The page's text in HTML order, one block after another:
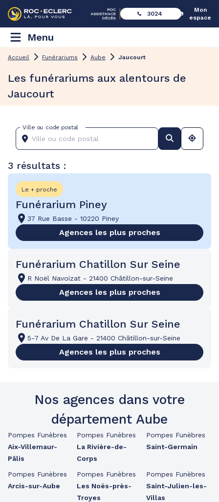
3024
Mon
espace
Menu
Accueil Funérariums Aube Jaucourt
Les funérariums aux alentours de
Jaucourt
Ville ou code postal
3 résultats :
Le + proche
Funérarium Piney
37 Rue Basse - 10220 Piney
Agences les plus proches
Funérarium Chatillon Sur Seine
R Noël Navoizat - 21400 Châtillon-sur-Seine
Agences les plus proches
Funérarium Chatillon Sur Seine
5-7 Av De La Gare - 21400 Châtillon-sur-Seine
Agences les plus proches
Nos agences dans votre
département Aube
Pompes Funèbres
Aix-Villemaur-
Pâlis
Pompes Funèbres
Arcis-sur-Aube
Pompes Funèbres
La Rivière-de-
Corps
Pompes Funèbres
Les Noës-près-
Troyes
Pompes Funèbres
Saint-Germain
Pompes Funèbres
Saint-Julien-les-
Villas